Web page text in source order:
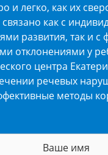
и легко, как их
как с
развития, так и с
отклонениями у
центра
речевых
методы